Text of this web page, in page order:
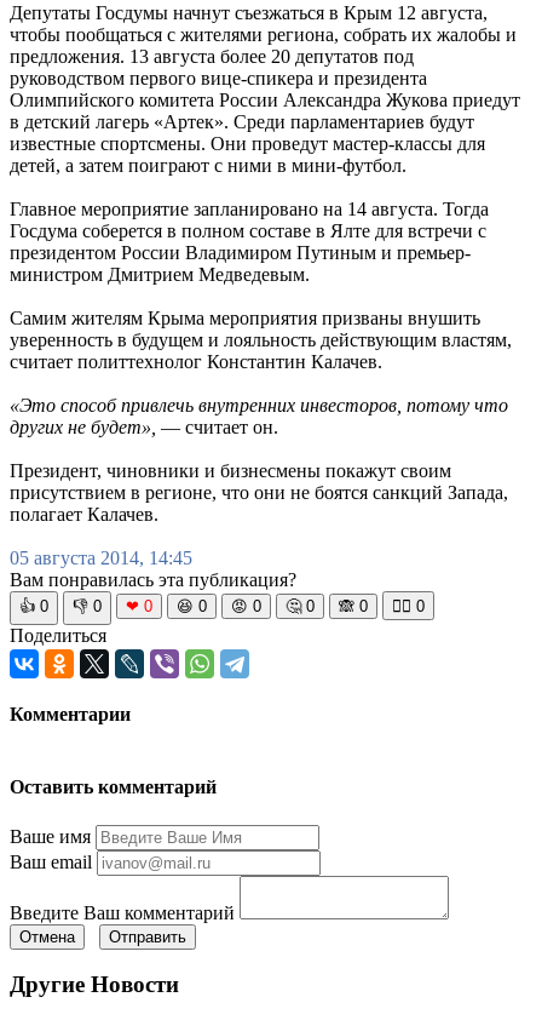
Депутаты Госдумы начнут съезжаться в Крым 12 августа,
чтобы пообщаться с жителями региона, собрать их жалобы и
предложения. 13 августа более 20 депутатов под
руководством первого вице-спикера и президента
Олимпийского комитета России Александра Жукова приедут
в детский лагерь «Артек». Среди парламентариев будут
известные спортсмены. Они проведут мастер-классы для
детей, а затем поиграют с ними в мини-футбол.
Главное мероприятие запланировано на 14 августа. Тогда
Госдума соберется в полном составе в Ялте для встречи с
президентом России Владимиром Путиным и премьер-
министром Дмитрием Медведевым.
Самим жителям Крыма мероприятия призваны внушить
уверенность в будущем и лояльность действующим властям,
считает политтехнолог Константин Калачев.
«Это способ привлечь внутренних инвесторов, потому что
других не будет», — считает он.
Президент, чиновники и бизнесмены покажут своим
присутствием в регионе, что они не боятся санкций Запада,
полагает Калачев.
05 августа 2014, 14:45
Вам понравилась эта публикация?
👍 0 👎 0 ❤ 0 😆 0 😡 0 🤔 0 🙈 0 🧘‍♀️ 0
Поделиться
Комментарии
Оставить комментарий
Ваше имя
Ваш email
Введите Ваш комментарий
Отмена Отправить
Другие Новости